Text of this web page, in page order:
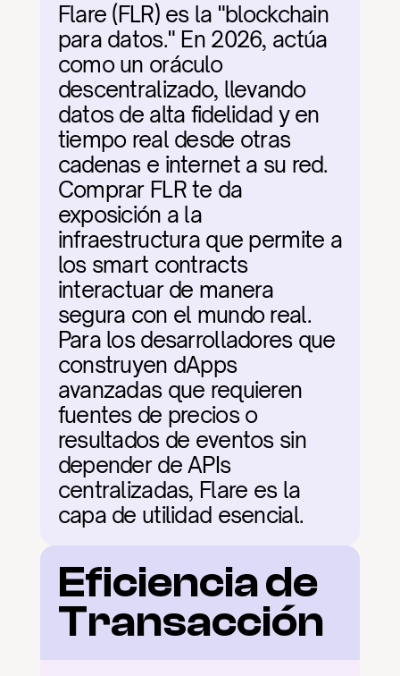
Flare (FLR) es la "blockchain
para datos." En 2026, actúa
como un oráculo
descentralizado, llevando
datos de alta fidelidad y en
tiempo real desde otras
cadenas e internet a su red.
Comprar FLR te da
exposición a la
infraestructura que permite a
los smart contracts
interactuar de manera
segura con el mundo real.
Para los desarrolladores que
construyen dApps
avanzadas que requieren
fuentes de precios o
resultados de eventos sin
depender de APIs
centralizadas, Flare es la
capa de utilidad esencial.
Eficiencia de
Transacción